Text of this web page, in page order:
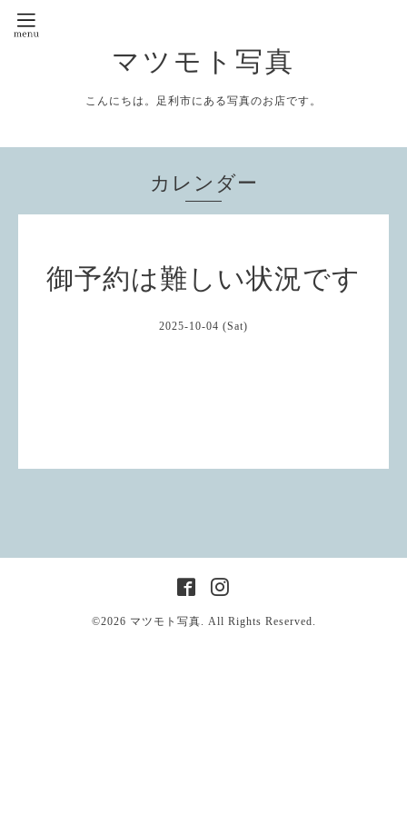
マツモト写真
こんにちは。足利市にある写真のお店です。
カレンダー
御予約は難しい状況です
2025-10-04 (Sat)
©2026 マツモト写真. All Rights Reserved.